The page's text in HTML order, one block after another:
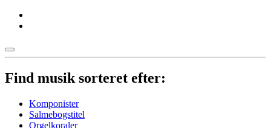
Find musik sorteret efter:
Komponister
Salmebogstitel
Orgelkoraler